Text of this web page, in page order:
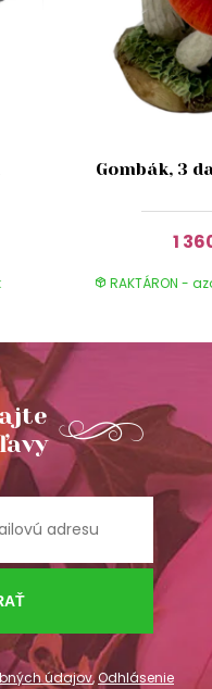
Gombák, 3
1
RAKTÁRON -
údajov,Odhlásenie